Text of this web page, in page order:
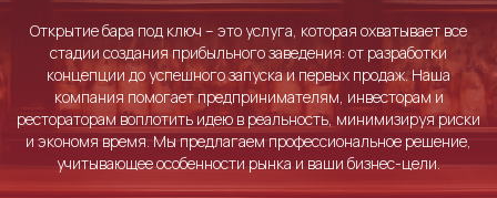
Открытие бара под ключ – это услуга, которая охватывает все
стадии создания прибыльного заведения: от разработки
концепции до успешного запуска и первых продаж. Наша
компания помогает предпринимателям, инвесторам и
рестораторам воплотить идею в реальность, минимизируя риски
и экономя время. Мы предлагаем профессиональное решение,
учитывающее особенности рынка и ваши бизнес-цели.